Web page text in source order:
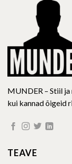
MUNDER – Stiil ja
kui kannad õigeid
TEAVE